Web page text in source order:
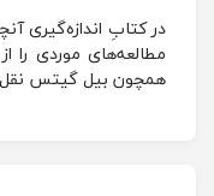
در کتابِ اندازه‌گیری
مطالعه‌های موردی را
همچون بیل گیتس